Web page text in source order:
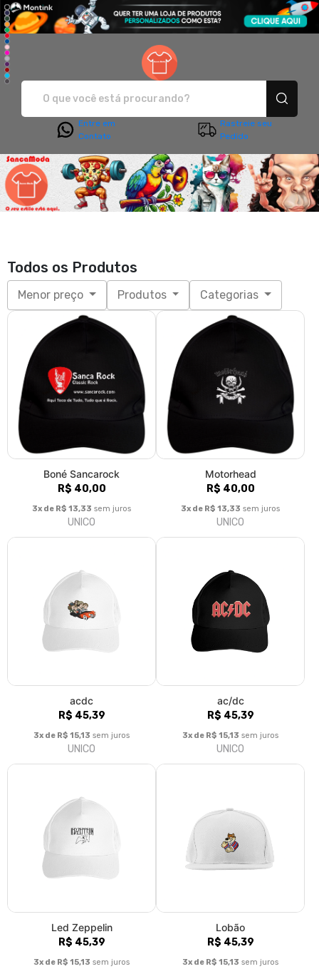
Entre em
Contato
Rastreie seu
Pedido
Todos os Produtos
Menor preço Produtos Categorias
Boné Sancarock
R$ 40,00
3x de R$ 13,33 sem juros
UNICO
Motorhead
R$ 40,00
3x de R$ 13,33 sem juros
UNICO
acdc
R$ 45,39
3x de R$ 15,13 sem juros
UNICO
ac/dc
R$ 45,39
3x de R$ 15,13 sem juros
UNICO
Led Zeppelin
R$ 45,39
3x de R$ 15,13 sem juros
Lobão
R$ 45,39
3x de R$ 15,13 sem juros